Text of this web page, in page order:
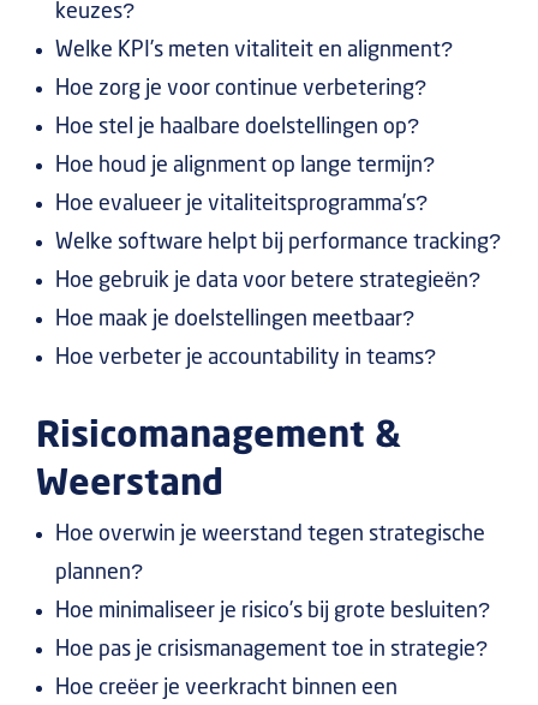
keuzes?
Welke KPI’s meten vitaliteit en alignment?
Hoe zorg je voor continue verbetering?
Hoe stel je haalbare doelstellingen op?
Hoe houd je alignment op lange termijn?
Hoe evalueer je vitaliteitsprogramma’s?
Welke software helpt bij performance tracking?
Hoe gebruik je data voor betere strategieën?
Hoe maak je doelstellingen meetbaar?
Hoe verbeter je accountability in teams?
Risicomanagement &
Weerstand
Hoe overwin je weerstand tegen strategische
plannen?
Hoe minimaliseer je risico’s bij grote besluiten?
Hoe pas je crisismanagement toe in strategie?
Hoe creëer je veerkracht binnen een